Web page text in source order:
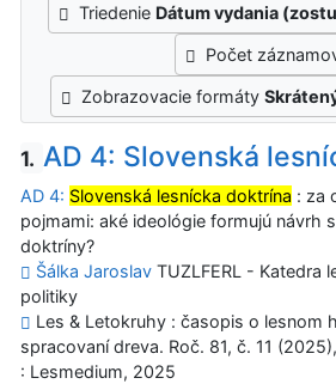
Triedenie Dátum vydania
Počet
Zobrazovacie formáty
1. AD 4: Slovenská
AD 4: Slovenská lesnícka doktrína : za
pojmami: aké ideológie formujú návrh
doktríny?
Šálka Jaroslav TUZLFERL - Katedra
politiky
Les & Letokruhy : časopis o lesnom
spracovaní dreva. Roč. 81, č. 11
: Lesmedium, 2025